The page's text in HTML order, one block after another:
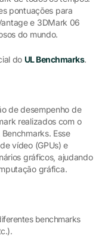
pontuações para
e 3DMark 06
do mundo.
do UL Benchmarks.
de desempenho de
realizados com o
Esse
vídeo (GPUs) e
gráficos, ajudando
gráfica.
benchmarks